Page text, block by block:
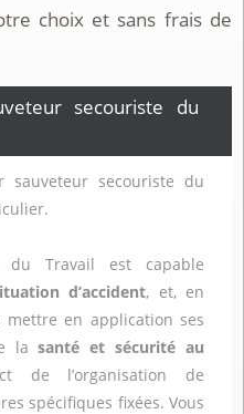
choix et sans frais de
secouriste du
secouriste du
du Travail est capable
d’accident, et, en
en application ses
lasanté et sécurité au
de l’organisation de
spécifiques fixées. Vous